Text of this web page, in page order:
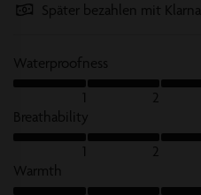
Später bezahlen mit Klarna
Waterproofness
1
2
Breathability
1
2
Warmth